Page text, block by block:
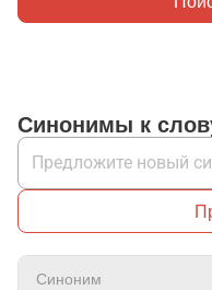
Синонимы к
Синоним